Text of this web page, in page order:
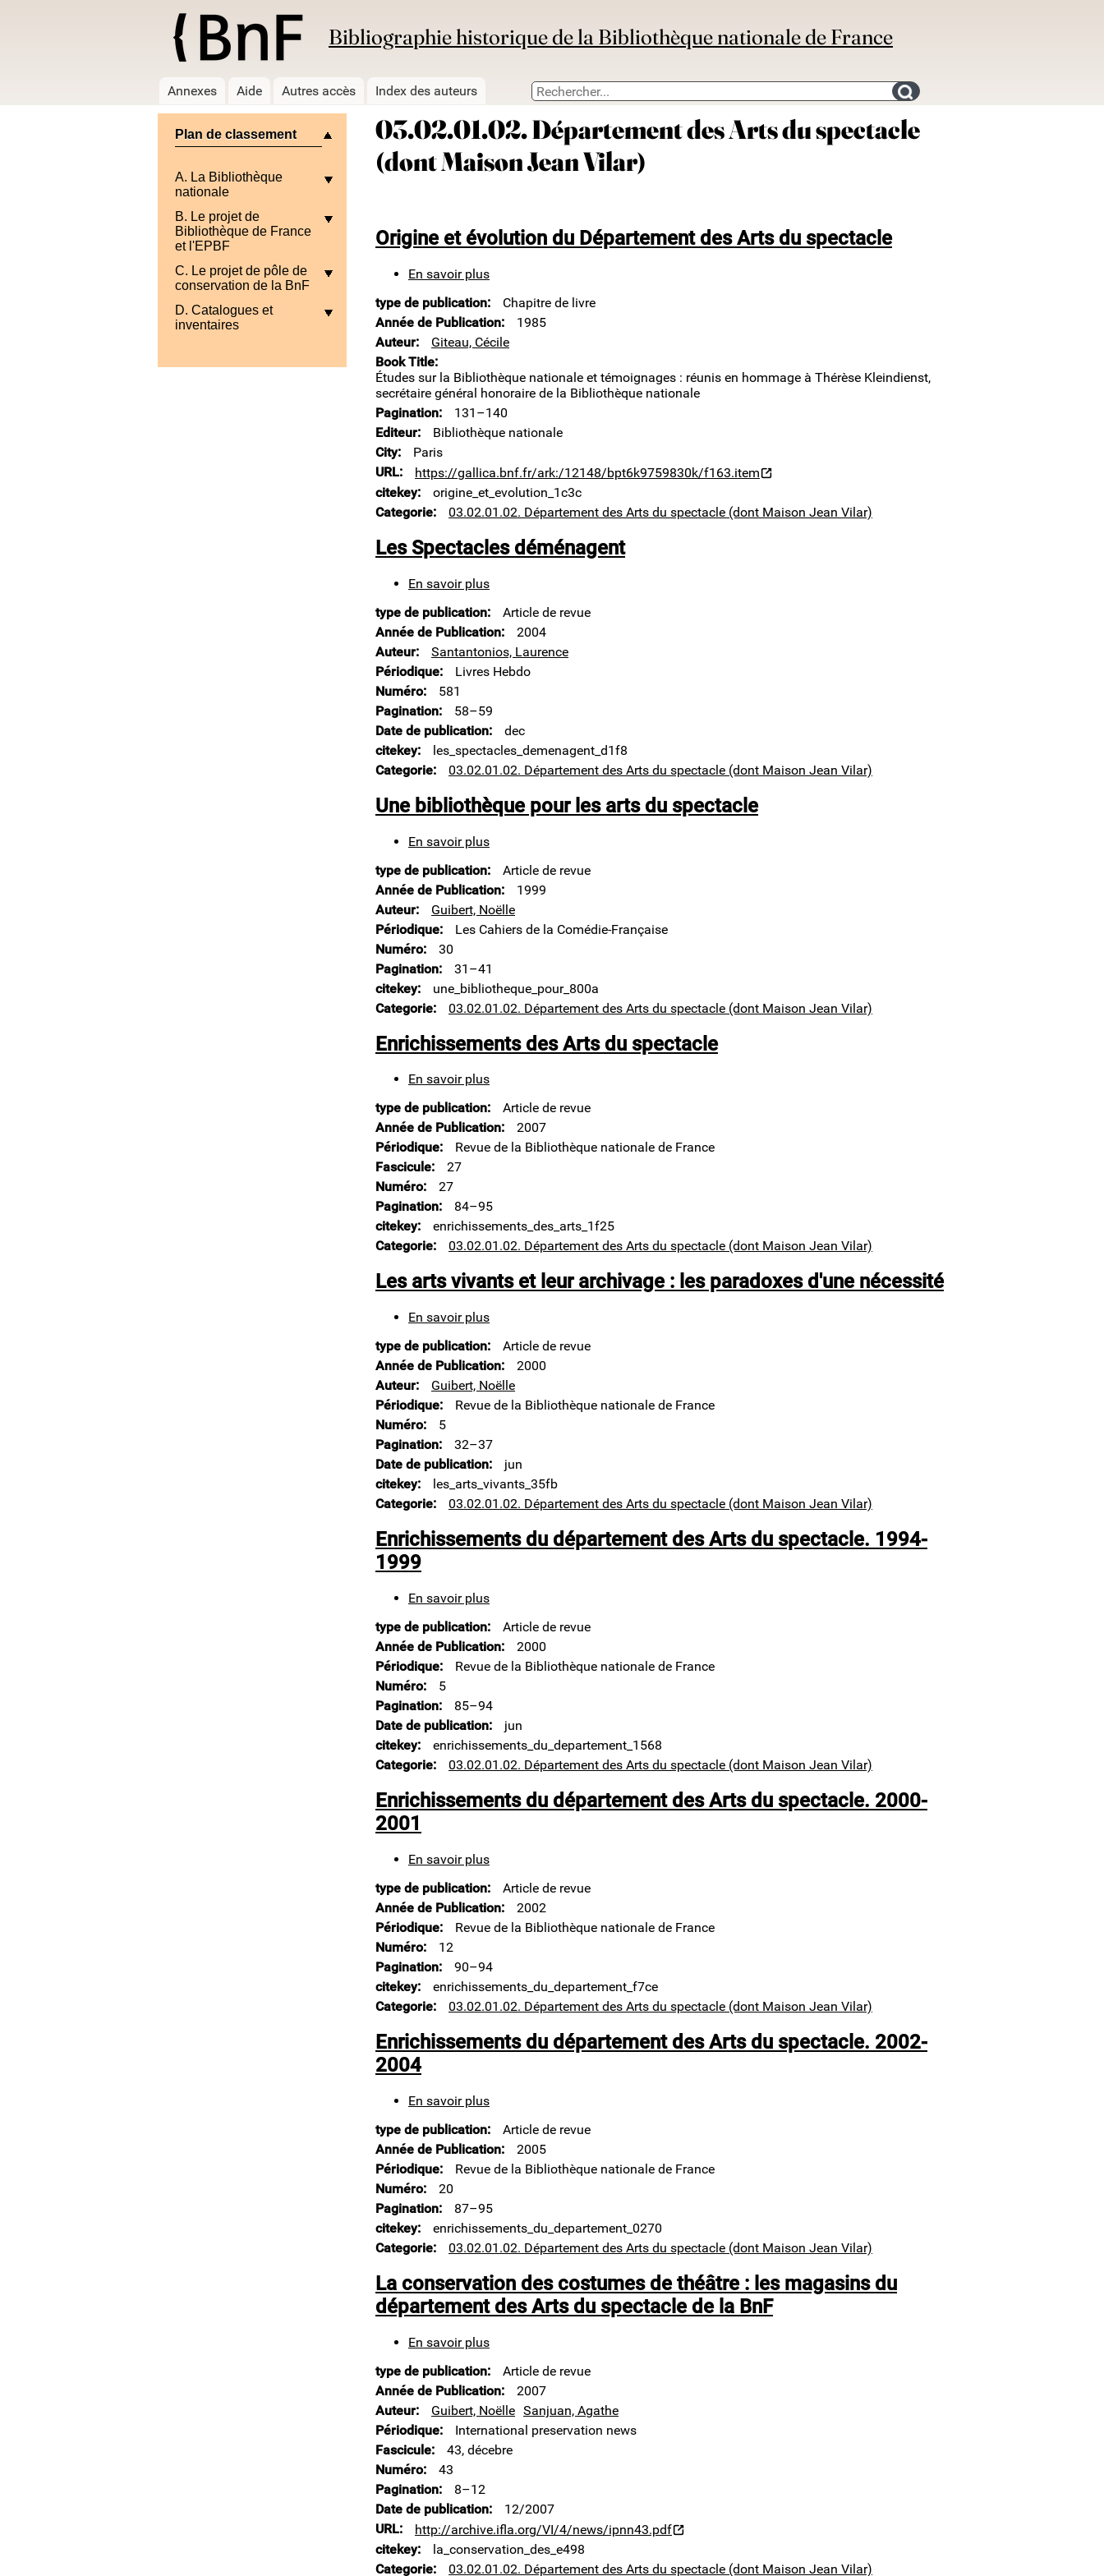
Bibliographie historique de la Bibliothèque nationale de France
Annexes Aide Autres accès Index des auteurs Search for an bibliography
Plan de classement
A. La Bibliothèque
nationale
B. Le projet de
Bibliothèque de France
et l'EPBF
C. Le projet de pôle de
conservation de la BnF
D. Catalogues et
inventaires
03.02.01.02. Département des Arts du spectacle
(dont Maison Jean Vilar)
Origine et évolution du Département des Arts du spectacle
En savoir plus
et
évolution
du
Département
Arts
du
spectacle
type de publication
Chapitre de livre
Année de Publication
1985
Auteur
Giteau, Cécile
Book Title
Études sur la Bibliothèque nationale et témoignages : réunis en hommage à Thérèse Kleindienst,
secrétaire général honoraire de la Bibliothèque nationale
Pagination
131–140
Editeur
Bibliothèque nationale
City
Paris
URL
https://gallica.bnf.fr/ark:/12148/bpt6k9759830k/f163.item
citekey
origine_et_evolution_1c3c
Categorie
03.02.01.02. Département des Arts du spectacle (dont Maison Jean Vilar)
Les Spectacles déménagent
En savoir plus
Spectacles
déménagent
type de publication
Article de revue
Année de Publication
2004
Auteur
Santantonios, Laurence
Périodique
Livres Hebdo
Numéro
581
Pagination
58–59
Date de publication
dec
citekey
les_spectacles_demenagent_d1f8
Categorie
03.02.01.02. Département des Arts du spectacle (dont Maison Jean Vilar)
Une bibliothèque pour les arts du spectacle
En savoir plus
bibliothèque
pour
les
arts
du
type de publication
Article de revue
Année de Publication
1999
Auteur
Guibert, Noëlle
Périodique
Les Cahiers de la Comédie-Française
Numéro
30
Pagination
31–41
citekey
une_bibliotheque_pour_800a
Categorie
03.02.01.02. Département des Arts du spectacle (dont Maison Jean Vilar)
Enrichissements des Arts du spectacle
En savoir plus
des
Arts
du
type de publication
Article de revue
Année de Publication
2007
Périodique
Revue de la Bibliothèque nationale de France
Fascicule
27
Numéro
27
Pagination
84–95
citekey
enrichissements_des_arts_1f25
Categorie
03.02.01.02. Département des Arts du spectacle (dont Maison Jean Vilar)
Les arts vivants et leur archivage : les paradoxes d'une nécessité
En savoir plus
arts
vivants
et
leur
archivage
les
paradoxes
d'une
nécessité
type de publication
Article de revue
Année de Publication
2000
Auteur
Guibert, Noëlle
Périodique
Revue de la Bibliothèque nationale de France
Numéro
5
Pagination
32–37
Date de publication
jun
citekey
les_arts_vivants_35fb
Categorie
03.02.01.02. Département des Arts du spectacle (dont Maison Jean Vilar)
Enrichissements du département des Arts du spectacle. 1994-
1999
En savoir plus
du
département
des
Arts
spectacle.
1994-
1999
type de publication
Article de revue
Année de Publication
2000
Périodique
Revue de la Bibliothèque nationale de France
Numéro
5
Pagination
85–94
Date de publication
jun
citekey
enrichissements_du_departement_1568
Categorie
03.02.01.02. Département des Arts du spectacle (dont Maison Jean Vilar)
Enrichissements du département des Arts du spectacle. 2000-
2001
En savoir plus
du
département
des
Arts
spectacle.
2000-
2001
type de publication
Article de revue
Année de Publication
2002
Périodique
Revue de la Bibliothèque nationale de France
Numéro
12
Pagination
90–94
citekey
enrichissements_du_departement_f7ce
Categorie
03.02.01.02. Département des Arts du spectacle (dont Maison Jean Vilar)
Enrichissements du département des Arts du spectacle. 2002-
2004
En savoir plus
du
département
des
Arts
spectacle.
2002-
2004
type de publication
Article de revue
Année de Publication
2005
Périodique
Revue de la Bibliothèque nationale de France
Numéro
20
Pagination
87–95
citekey
enrichissements_du_departement_0270
Categorie
03.02.01.02. Département des Arts du spectacle (dont Maison Jean Vilar)
La conservation des costumes de théâtre : les magasins du
département des Arts du spectacle de la BnF
En savoir plus
conservation
des
costumes
de
théâtre
:
département
des
Arts
type de publication
Article de revue
Année de Publication
2007
Auteur
Guibert, Noëlle Sanjuan, Agathe
Périodique
International preservation news
Fascicule
43, décebre
Numéro
43
Pagination
8–12
Date de publication
12/2007
URL
http://archive.ifla.org/VI/4/news/ipnn43.pdf
citekey
la_conservation_des_e498
Categorie
03.02.01.02. Département des Arts du spectacle (dont Maison Jean Vilar)